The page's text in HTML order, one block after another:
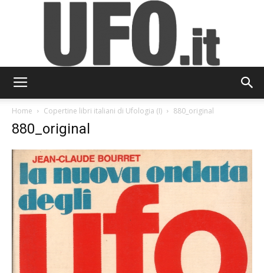
Home Copertine libri italiani di Ufologia (I) 880_original
880_original